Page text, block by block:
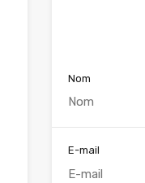
Nom
E-mail